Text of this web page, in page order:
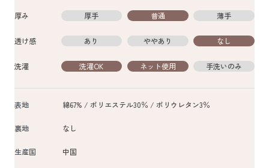
厚み 厚手 普通 薄手
透け感 あり ややあり なし
洗濯 洗濯OK ネット使用 手洗いのみ
表地 綿67% / ポリエステル30％ / ポリウレタン3％
裏地 なし
生産国 中国